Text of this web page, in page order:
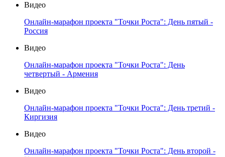
Видео
Онлайн-марафон проекта "Точки Роста": День пятый -
Россия
Видео
Онлайн-марафон проекта "Точки Роста": День
четвертый - Армения
Видео
Онлайн-марафон проекта "Точки Роста": День третий -
Киргизия
Видео
Онлайн-марафон проекта "Точки Роста": День второй -